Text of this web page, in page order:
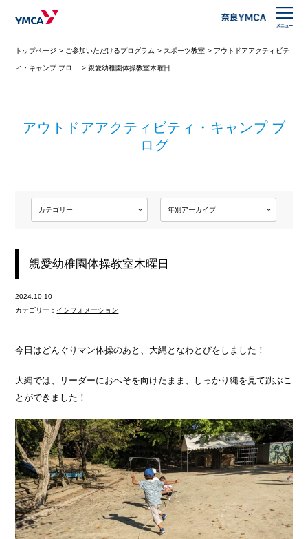
トップページ ご参加いただけるプログラム スポーツ教室 アウトドアアクティビテ
ィ・キャンプ ブロ… 親愛幼稚園体操教室木曜日
アウトドアアクティビティ・キャンプ ブ
ログ
親愛幼稚園体操教室木曜日
2024.10.10
カテゴリー： インフォメーション
今日はどんぐりマン体操のあと、大縄となわとびをしました！
大縄では、リーダーにおへそを向けたまま、しっかり縄を見て跳ぶこ
とができました！